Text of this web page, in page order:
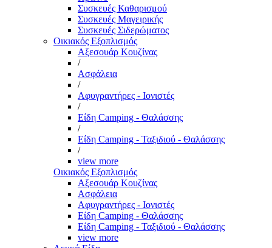
Συσκευές Καθαρισμού
Συσκευές Μαγειρικής
Συσκευές Σιδερώματος
Οικιακός Εξοπλισμός
Αξεσουάρ Κουζίνας
/
Ασφάλεια
/
Αφυγραντήρες - Ιονιστές
/
Είδη Camping - Θαλάσσης
/
Είδη Camping - Ταξιδιού - Θαλάσσης
/
view more
Οικιακός Εξοπλισμός
Αξεσουάρ Κουζίνας
Ασφάλεια
Αφυγραντήρες - Ιονιστές
Είδη Camping - Θαλάσσης
Είδη Camping - Ταξιδιού - Θαλάσσης
view more